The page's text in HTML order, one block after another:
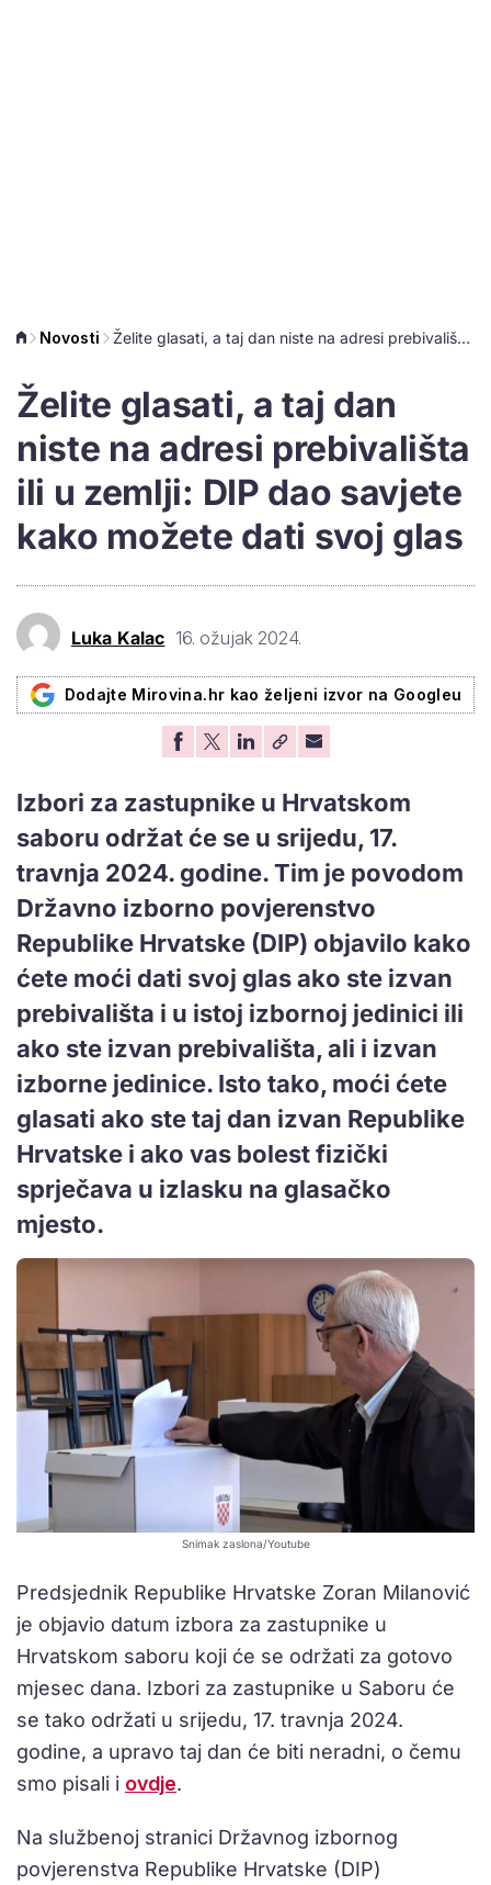
Novosti Želite glasati, a taj dan niste na adresi prebivališta ili u zemlji: DIP dao savjete kako možete dati svoj glas
Želite glasati, a taj dan
niste na adresi prebivališta
ili u zemlji: DIP dao savjete
kako možete dati svoj glas
Luka Kalac 16. ožujak 2024.
Dodajte Mirovina.hr kao željeni izvor na Googleu
Izbori za zastupnike u Hrvatskom
saboru održat će se u srijedu, 17.
travnja 2024. godine. Tim je povodom
Državno izborno povjerenstvo
Republike Hrvatske (DIP) objavilo kako
ćete moći dati svoj glas ako ste izvan
prebivališta i u istoj izbornoj jedinici ili
ako ste izvan prebivališta, ali i izvan
izborne jedinice. Isto tako, moći ćete
glasati ako ste taj dan izvan Republike
Hrvatske i ako vas bolest fizički
sprječava u izlasku na glasačko
mjesto.
Snimak zaslona/Youtube
Predsjednik Republike Hrvatske Zoran Milanović
je objavio datum izbora za zastupnike u
Hrvatskom saboru koji će se održati za gotovo
mjesec dana. Izbori za zastupnike u Saboru će
se tako održati u srijedu, 17. travnja 2024.
godine, a upravo taj dan će biti neradni, o čemu
smo pisali i ovdje.
Na službenoj stranici Državnog izbornog
povjerenstva Republike Hrvatske (DIP)